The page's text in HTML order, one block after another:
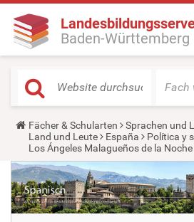
Baden-Württemberg
Fach
Y
o
u
a
r
e
h
e
r
Fächer & Schularten Sprachen und
Land und Leute
España Política y
Los Ángeles Malagueños de la Noche